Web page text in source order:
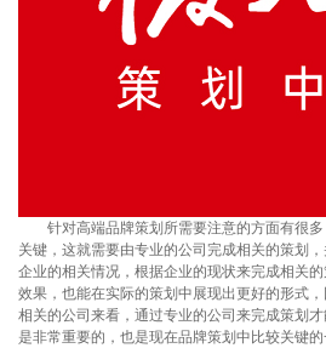
针对高端品牌策划所需要注意的方面有很多
关键，这就需要由专业的公司完成相关的策划
企业的相关情况，根据企业的现状来完成相关
效果，也能在实际的策划中展现出更好的形式
相关的公司来看，通过专业的公司来完成策划
是非常重要的，也是现在品牌策划中比较关键